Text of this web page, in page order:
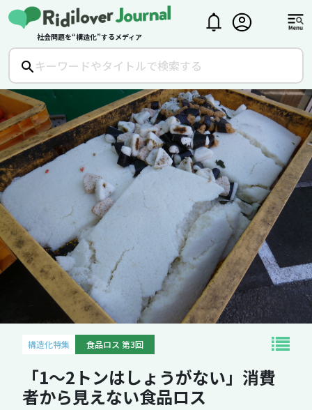
社会問題を“構造化”するメディア
構造化特集 食品ロス 第3回
「1～2トンはしょうがない」消費
者から見えない食品ロス